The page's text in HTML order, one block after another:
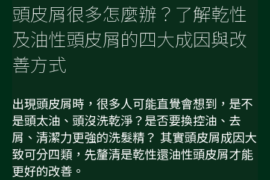
頭皮屑很多怎麼辦？了解乾性
及油性頭皮屑的四大成因與改
善方式
出現頭皮屑時，很多人可能直覺會想到，是不
是頭太油、頭沒洗乾淨？是否要換控油、去
屑、清潔力更強的洗髮精？ 其實頭皮屑成因大
致可分四類，先釐清是乾性還油性頭皮屑才能
更好的改善。